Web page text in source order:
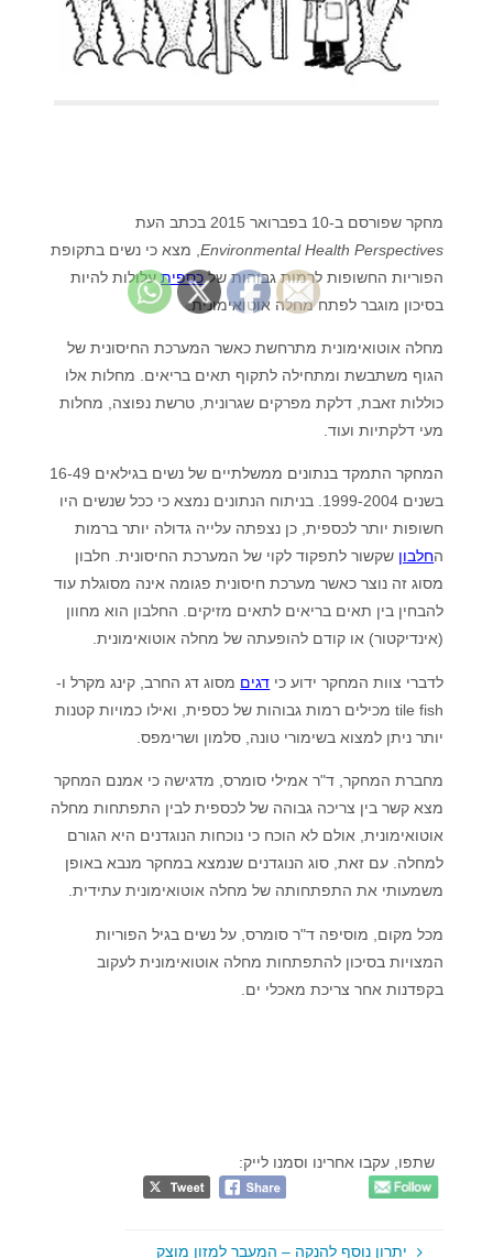
מחקר שפורסם ב-10 בפברואר 2015 בכתב העת
Environmental Health Perspectives, מצא כי נשים בתקופת
הפוריות החשופות לרמות גבוהות שלכספיתעלולות להיות
בסיכון מוגבר לפתח מחלה אוטואימונית.
מחלה אוטואימונית מתרחשת כאשר המערכת החיסונית של
הגוף משתבשת ומתחילה לתקוף תאים בריאים. מחלות אלו
כוללות זאבת, דלקת מפרקים שגרונית, טרשת נפוצה, מחלות
מעי דלקתיות ועוד.
המחקר התמקד בנתונים ממשלתיים של נשים בגילאים 16-49
בשנים 1999-2004. בניתוח הנתונים נמצא כי ככל שנשים היו
חשופות יותר לכספית, כן נצפתה עלייה גדולה יותר ברמות
החלבון שקשור לתפקוד לקוי של המערכת החיסונית. חלבון
מסוג זה נוצר כאשר מערכת חיסונית פגומה אינה מסוגלת עוד
להבחין בין תאים בריאים לתאים מזיקים. החלבון הוא מחוון
(אינדיקטור) או קודם להופעתה של מחלה אוטואימונית.
לדברי צוות המחקר ידוע כי דגים מסוג דג החרב, קינג מקרל ו-
tile fish מכילים רמות גבוהות של כספית, ואילו כמויות קטנות
יותר ניתן למצוא בשימורי טונה, סלמון ושרימפס.
מחברת המחקר, ד"ר אמילי סומרס, מדגישה כי אמנם המחקר
מצא קשר בין צריכה גבוהה של לכספית לבין התפתחות מחלה
אוטואימונית, אולם לא הוכח כי נוכחות הנוגדנים היא הגורם
למחלה. עם זאת, סוג הנוגדנים שנמצא במחקר מנבא באופן
משמעותי את התפתחותה של מחלה אוטואימונית עתידית.
מכל מקום, מוסיפה ד"ר סומרס, על נשים בגיל הפוריות
המצויות בסיכון להתפתחות מחלה אוטואימונית לעקוב
בקפדנות אחר צריכת מאכלי ים.
שתפו, עקבו אחרינו וסמנו לייק:
יתרון נוסף להנקה – המעבר למזון מוצק